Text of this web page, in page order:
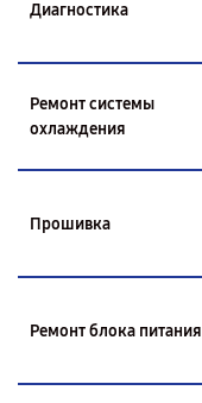
Диагностика
Ремонт системы
охлаждения
Прошивка
Ремонт блока питания